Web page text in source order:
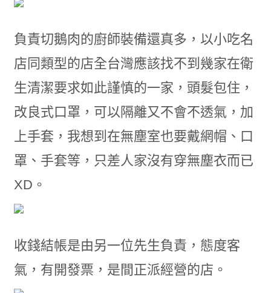
負責切鵝肉的廚師裝備還真多，以小吃名
店同類型的店全台灣應該找不到幾家在衛
生清潔要求如此謹慎的一家，頭髮包住，
改良式口罩，可以隔離又不會不透氣，加
上手套，我想到在無塵室也要戴網帽、口
罩、手套等，只差人家沒有穿無塵衣而已
XD。
收錢結帳是由另一位先生負責，態度客
氣，有開發票，是間正派經營的店。